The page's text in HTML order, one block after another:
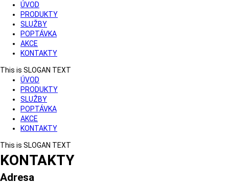
ÚVOD
PRODUKTY
SLUŽBY
POPTÁVKA
AKCE
KONTAKTY
This is SLOGAN TEXT
ÚVOD
PRODUKTY
SLUŽBY
POPTÁVKA
AKCE
KONTAKTY
This is SLOGAN TEXT
KONTAKTY
Adresa